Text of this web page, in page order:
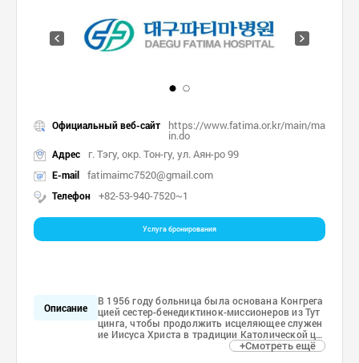
Официальный веб-сайт https://www.fatima.or.kr/main/ma
in.do
Адрес г. Тэгу, окр. Тон-гу, ул. Аян-ро 99
E-mail fatimaimc7520@gmail.com
Телефон +82-53-940-7520~1
Услуга бронирования
Описание
В 1956 году больница была основана Конгрега
цией сестер-бенедиктинок-миссионеров из Тут
цинга, чтобы продолжить исцеляющее служен
ие Иисуса Христа в традиции Католической це
+Смотреть ещё